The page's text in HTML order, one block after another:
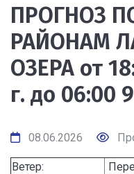
ПРОГНОЗ
РАЙОНАМ
ОЗЕРА от
г. до 06:00
08.06.2026
Ветер: